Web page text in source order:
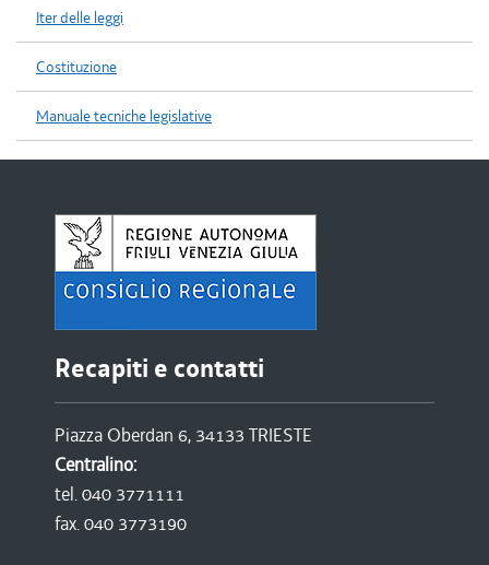
Iter delle leggi
Costituzione
Manuale tecniche legislative
Recapiti e contatti
Piazza Oberdan 6, 34133 TRIESTE
Centralino:
tel. 040 3771111
fax. 040 3773190